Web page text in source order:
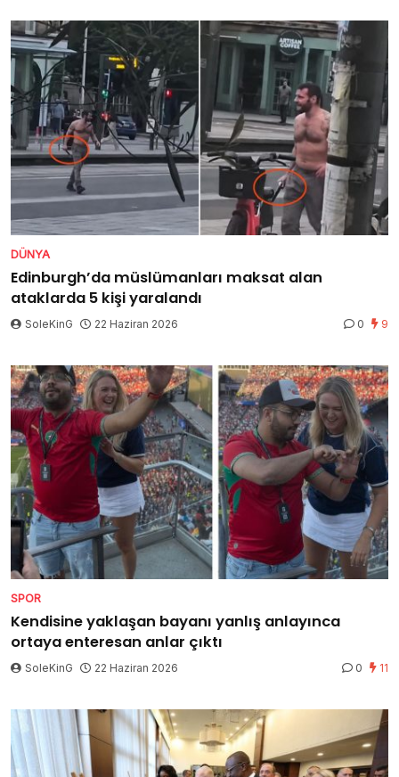
DÜNYA
Edinburgh’da müslümanları maksat alan
ataklarda 5 kişi yaralandı
SoleKinG 22 Haziran 2026 0 9
SPOR
Kendisine yaklaşan bayanı yanlış anlayınca
ortaya enteresan anlar çıktı
SoleKinG 22 Haziran 2026 0 11